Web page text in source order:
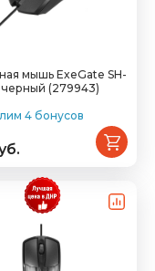
мышь ExeGate SH-
(279943)
4 бонусов